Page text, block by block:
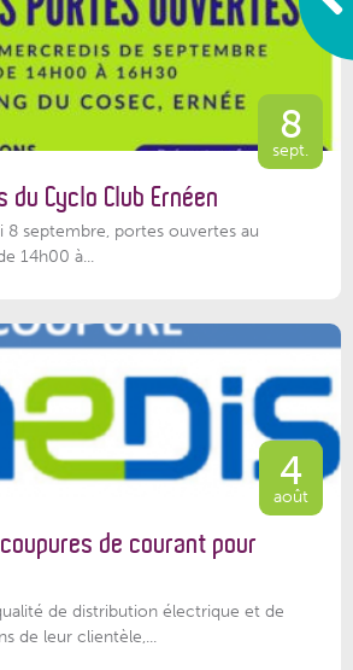
8
sept.
Cyclo Club Ernéen
8 septembre, portes ouvertes au
14h00 à...
4
août
de courant pour
de distribution électrique et de
de leur clientèle,...